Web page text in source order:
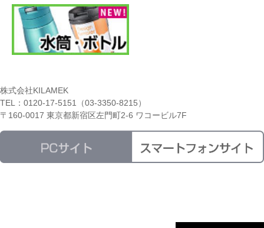
株式会社KILAMEK
TEL：0120-17-5151（03-3350-8215）
〒160-0017 東京都新宿区左門町2-6 ワコービル7F